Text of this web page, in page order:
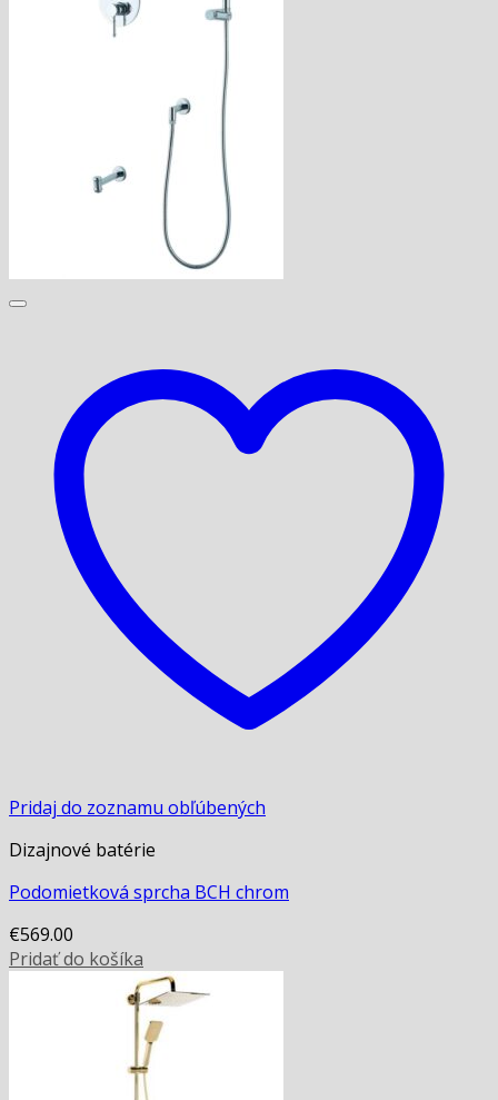
Pridaj do zoznamu obľúbených
Dizajnové batérie
Podomietková sprcha BCH chrom
€569.00
Pridať do košíka